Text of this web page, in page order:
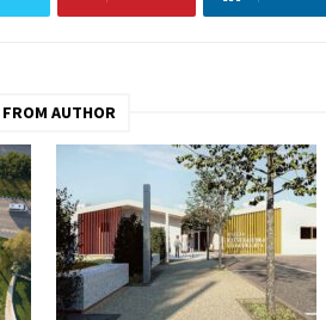
FROM AUTHOR